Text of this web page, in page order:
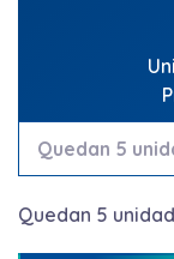
Quedan 5
Quedan 5